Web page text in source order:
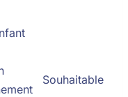
Souhaitable